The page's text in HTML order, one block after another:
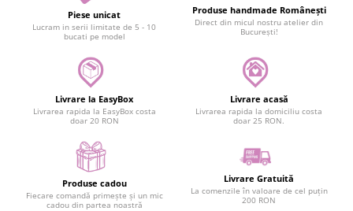
Piese unicat
Lucram in serii limitate de 5 - 10
bucati pe model
Produse handmade Românești
Direct din micul nostru atelier din
București!
Livrare la EasyBox
Livrarea rapida la EasyBox costa
doar 20 RON
Livrare acasă
Livrarea rapida la domiciliu costa
doar 25 RON.
Produse cadou
Fiecare comandă primește și un mic
cadou din partea noastră
Livrare Gratuită
La comenzile în valoare de cel puțin
200 RON